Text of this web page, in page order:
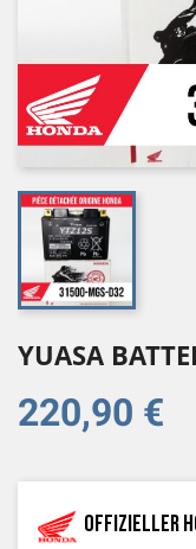
YUASA
220,90 €
Offizieller